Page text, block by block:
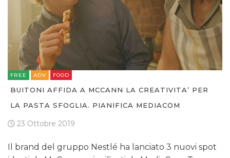
FREE ADV FOOD
BUITONI AFFIDA A MCCANN LA CREATIVITA’ PER
LA PASTA SFOGLIA. PIANIFICA MEDIACOM
23 Ottobre 2019
Il brand del gruppo Nestlé ha lanciato 3 nuovi spot